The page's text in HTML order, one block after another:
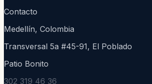
Contacto
Medellín, Colombia
Transversal 5a #45-91, El Poblado
Patio Bonito
302 319 46 36